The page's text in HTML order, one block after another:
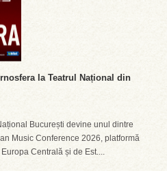
la Teatrul Național din
București devine unul dintre
Music Conference 2026, platformă
Centrală și de Est....